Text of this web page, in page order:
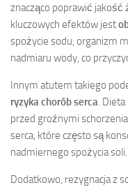
znacząco poprawić jakość
kluczowych efektów jest
spożycie sodu, organizm
nadmiaru wody, co
Innym atutem takiego
ryzyka chorób serca.
przed groźnymi
serca, które często są
nadmiernego spożycia soli.
Dodatkowo, rezygnacja z